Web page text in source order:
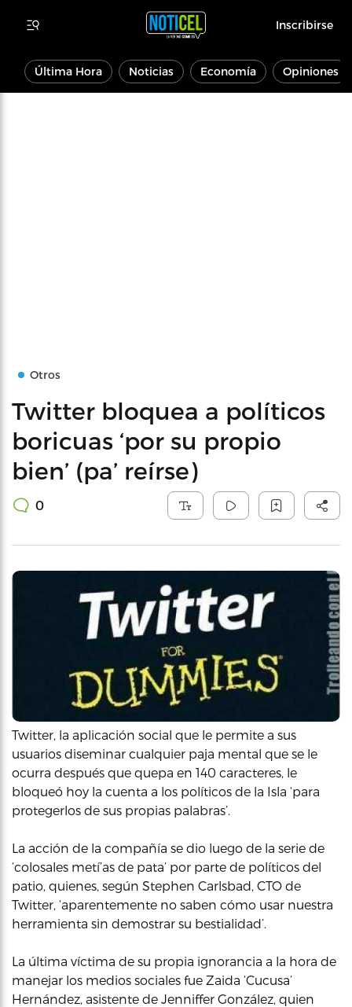
Inscribirse
Última Hora Noticias Economía Opiniones
Otros
Twitter bloquea a políticos
boricuas ‘por su propio
bien’ (pa’ reírse)
0
Twitter, la aplicación social que le permite a sus
usuarios diseminar cualquier paja mental que se le
ocurra después que quepa en 140 caracteres, le
bloqueó hoy la cuenta a los políticos de la Isla ‘para
protegerlos de sus propias palabras’.
La acción de la compañía se dio luego de la serie de
‘colosales metí’as de pata’ por parte de políticos del
patio, quienes, según Stephen Carlsbad, CTO de
Twitter, ‘aparentemente no saben cómo usar nuestra
herramienta sin demostrar su bestialidad’.
La última víctima de su propia ignorancia a la hora de
manejar los medios sociales fue Zaida ‘Cucusa’
Hernández, asistente de Jenniffer González, quien